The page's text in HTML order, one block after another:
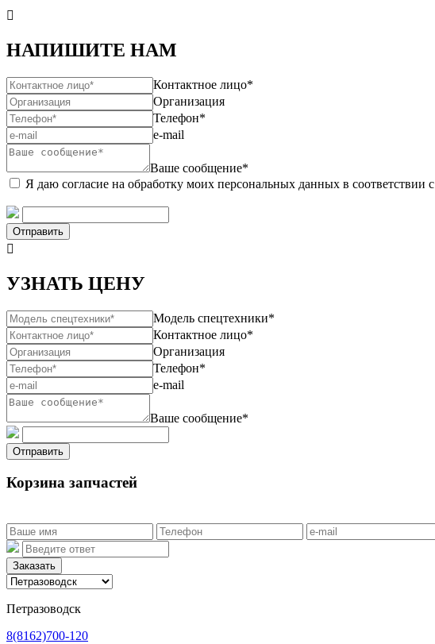

НАПИШИТЕ НАМ
Контактное лицо*
Организация
Телефон*
e-mail
Ваше сообщение*
Я даю согласие на обработку моих персональных данных в соответствии с
Отправить

УЗНАТЬ ЦЕНУ
Модель спецтехники*
Контактное лицо*
Организация
Телефон*
e-mail
Ваше сообщение*
Отправить
Корзина запчастей
Заказать
Петразоводск
8(8162)700-120